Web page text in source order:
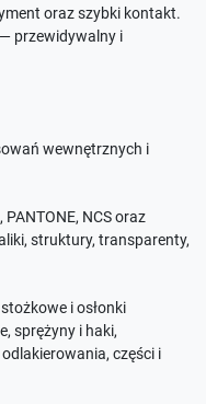
oraz szybki kontakt.
przewidywalny i
wewnętrznych i
NCS oraz
struktury, transparenty,
i osłonki
sprężyny i haki,
części i